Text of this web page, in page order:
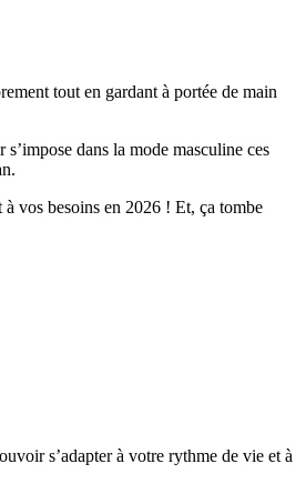
tout en gardant à portée de main
dans la mode masculine ces
vos besoins en 2026 ! Et, ça tombe
s’adapter à votre rythme de vie et à